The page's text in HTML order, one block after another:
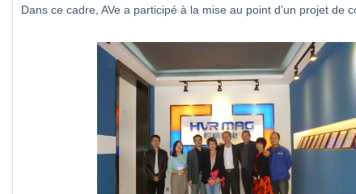
Dans ce cadre, AVe a participé à la mise au point d’un projet de